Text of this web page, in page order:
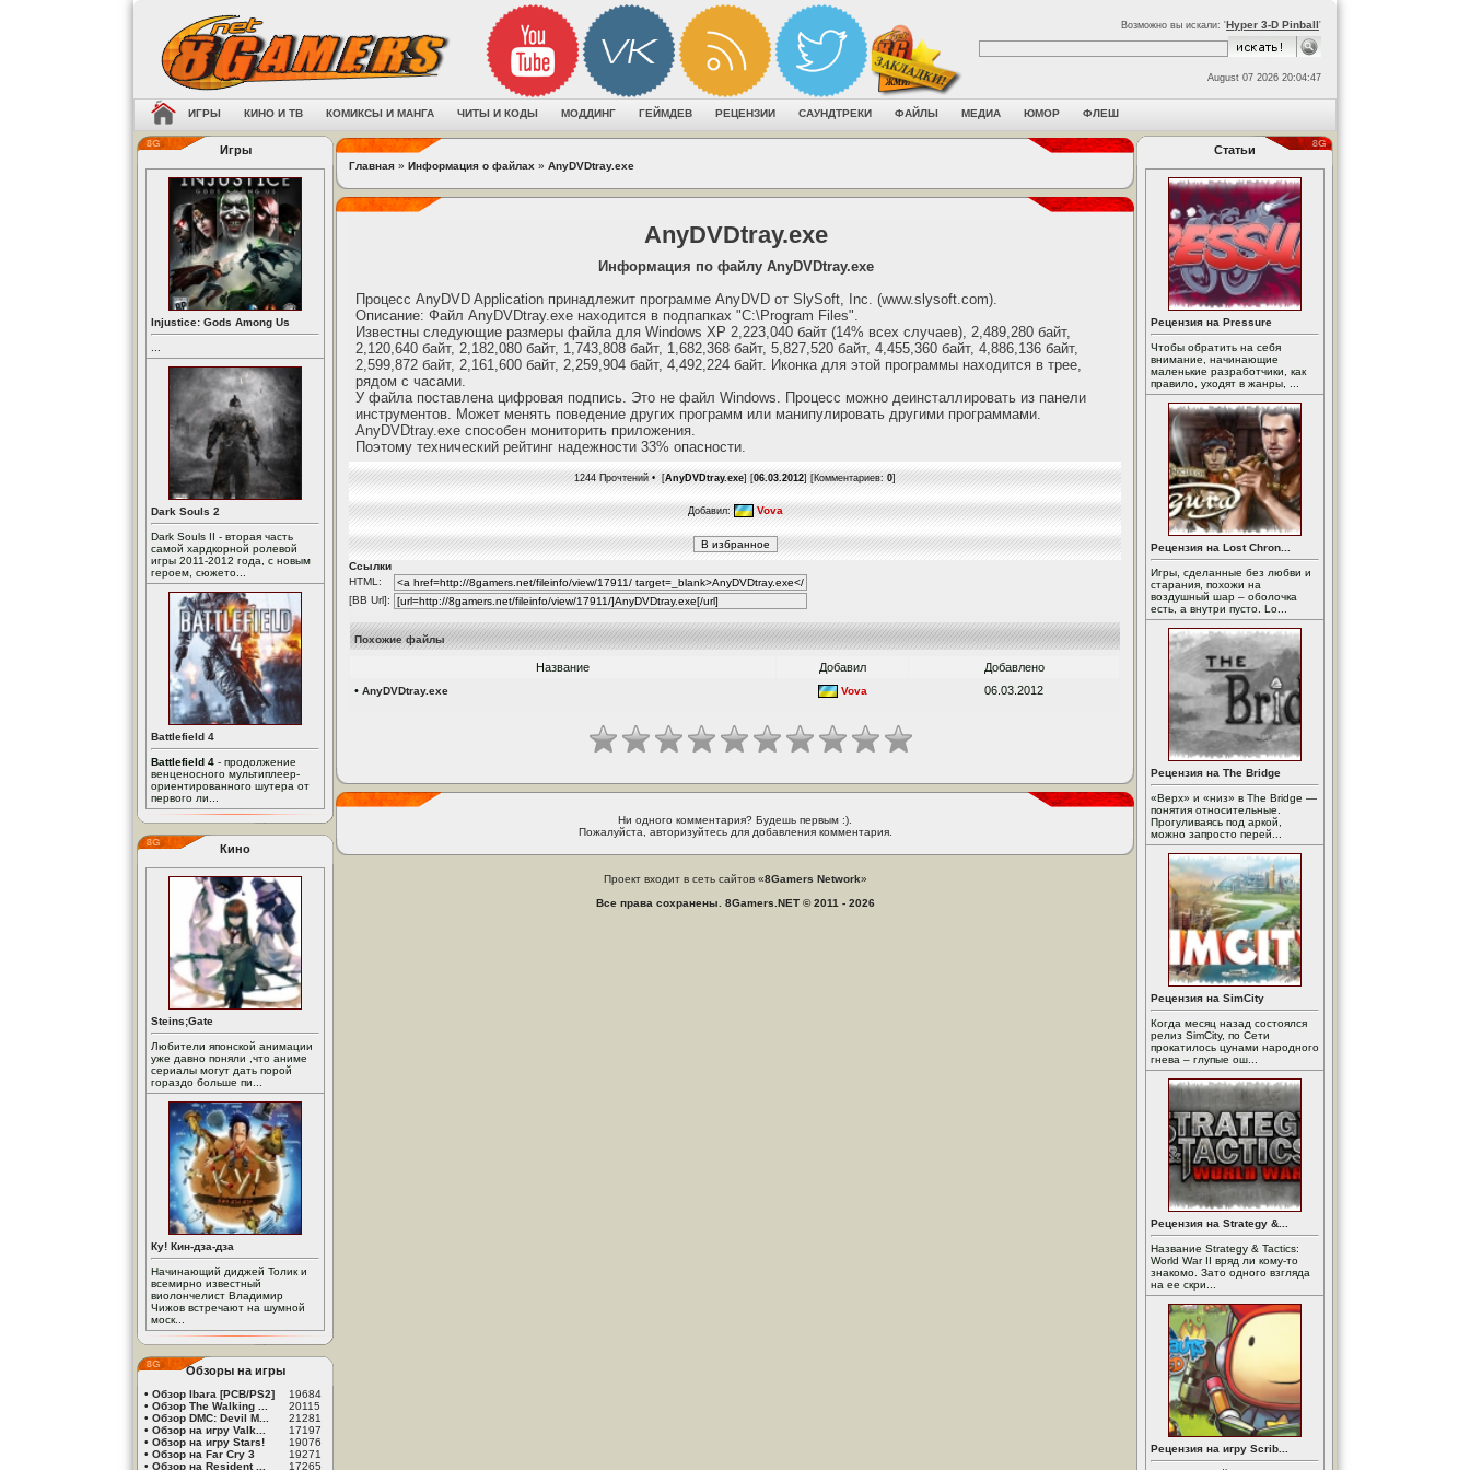
Возможно вы искали: 'Hyper 3-D Pinball'
August 07 2026 20:04:47
ИГРЫ КИНО И ТВ КОМИКСЫ И МАНГА ЧИТЫ И КОДЫ МОДДИНГ ГЕЙМДЕВ РЕЦЕНЗИИ САУНДТРЕКИ ФАЙЛЫ МЕДИА ЮМОР ФЛЕШ
Игры
Injustice: Gods Among Us
Dark Souls 2
Dark Souls II - вторая часть
самой хардкорной ролевой
игры 2011-2012 года, с новым
героем, сюжето...
Battlefield 4
Battlefield 4 - продолжение
венценосного мультиплеер-
ориентированного шутера от
первого ли...
Кино
Steins;Gate
Любители японской анимации
уже давно поняли ,что аниме
сериалы могут дать порой
гораздо больше пи...
Ку! Кин-дза-дза
Начинающий диджей Толик и
всемирно известный
виолончелист Владимир
Чижов встречают на шумной
моск...
Обзоры на игры
• Обзор Ibara [PCB/PS2]
19684
• Обзор The Walking ...
20115
• Обзор DMC: Devil M...
21281
• Обзор на игру Valk...
17197
• Обзор на игру Stars!
19076
• Обзор на Far Cry 3
19271
• Обзор на Resident ... 17265
Главная » Информация о файлах » AnyDVDtray.exe
AnyDVDtray.exe
Информация по файлу AnyDVDtray.exe
Процесс AnyDVD Application принадлежит программе AnyDVD от SlySoft, Inc. (www.slysoft.com).
Описание: Файл AnyDVDtray.exe находится в подпапках "C:\Program Files".
Известны следующие размеры файла для Windows XP 2,223,040 байт (14% всех случаев), 2,489,280 байт,
2,120,640 байт, 2,182,080 байт, 1,743,808 байт, 1,682,368 байт, 5,827,520 байт, 4,455,360 байт, 4,886,136 байт,
2,599,872 байт, 2,161,600 байт, 2,259,904 байт, 4,492,224 байт. Иконка для этой программы находится в трее,
рядом с часами.
У файла поставлена цифровая подпись. Это не файл Windows. Процесс можно деинсталлировать из панели
инструментов. Может менять поведение других программ или манипулировать другими программами.
AnyDVDtray.exe способен мониторить приложения.
Поэтому технический рейтинг надежности 33% опасности.
1244 Прочтений • [AnyDVDtray.exe] [06.03.2012] [Комментариев: 0]
Добавил: Vova
Ссылки
HTML:
[BB Url]:
Похожие файлы
Название Добавил
Добавлено
• AnyDVDtray.exe Vova 06.03.2012
Ни одного комментария? Будешь первым :).
Пожалуйста, авторизуйтесь для добавления комментария.
Проект входит в сеть сайтов «8Gamers Network»
Все права сохранены. 8Gamers.NET © 2011 - 2026
Статьи
Рецензия на Pressure
Чтобы обратить на себя
внимание, начинающие
маленькие разработчики, как
правило, уходят в жанры, ...
Рецензия на Lost Chron...
Игры, сделанные без любви и
старания, похожи на
воздушный шар – оболочка
есть, а внутри пусто. Lo...
Рецензия на The Bridge
«Верх» и «низ» в The Bridge —
понятия относительные.
Прогуливаясь под аркой,
можно запросто перей...
Рецензия на SimCity
Когда месяц назад состоялся
релиз SimCity, по Сети
прокатилось цунами народного
гнева – глупые ош...
Рецензия на Strategy &...
Название Strategy & Tactics:
World War II вряд ли кому-то
знакомо. Зато одного взгляда
на ее скри...
Рецензия на игру Scrib...